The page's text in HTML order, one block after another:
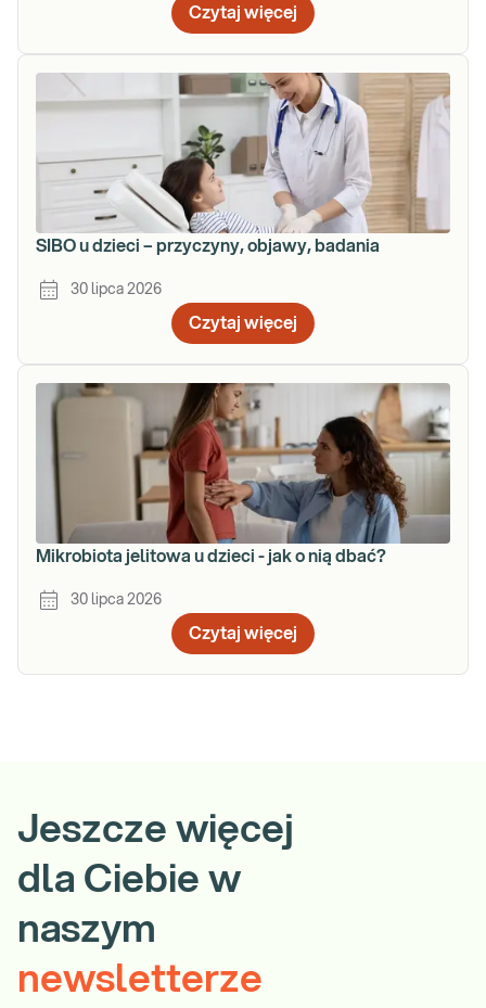
Czytaj więcej
SIBO u dzieci – przyczyny, objawy, badania
30 lipca 2026
Czytaj więcej
Mikrobiota jelitowa u dzieci - jak o nią dbać?
30 lipca 2026
Czytaj więcej
Jeszcze więcej
dla Ciebie w
naszym
newsletterze